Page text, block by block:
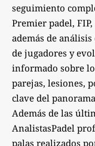
seguimiento
Premier padel, FIP,
además de
de jugadores y
informado sobre
parejas, lesiones,
clave del
Además de las
AnalistasPadel
palas realizados